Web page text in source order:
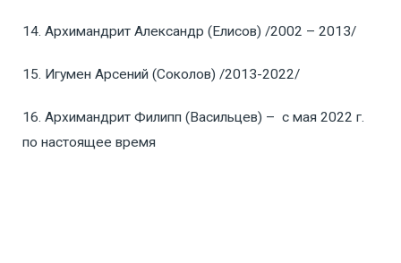
14. Архимандрит Александр (Елисов) /2002 – 2013/
15. Игумен Арсений (Соколов) /2013-2022/
16. Архимандрит Филипп (Васильцев) – с мая 2022 г.
по настоящее время